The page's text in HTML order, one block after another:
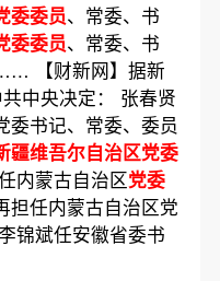
委委员、常委、书
委委员、常委、书
【财新网】据新
中央决定： 张春贤
委书记、常委、委员
疆维吾尔自治区党委
内蒙古自治区党委
担任内蒙古自治区党
锦斌任安徽省委书